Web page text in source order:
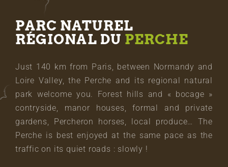
PARC NATUREL
RÉGIONAL DU PERCHE
Just 140 km from Paris, between Normandy and
Loire Valley, the Perche and its regional natural
park welcome you. Forest hills and « bocage »
contryside, manor houses, formal and private
gardens, Percheron horses, local produce… The
Perche is best enjoyed at the same pace as the
traffic on its quiet roads : slowly !